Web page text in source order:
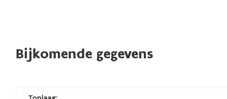
Bijkomende gegevens